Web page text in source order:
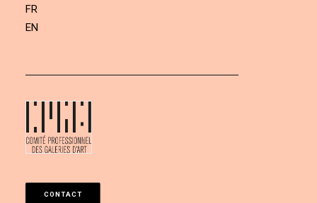
FR
EN
CONTACT